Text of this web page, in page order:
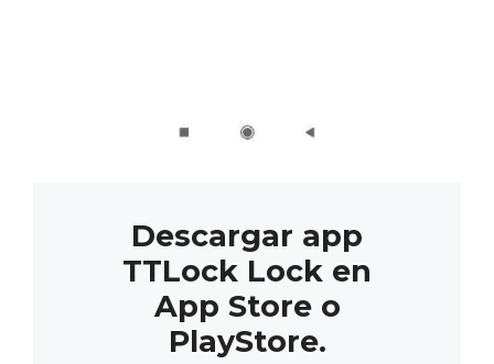
Descargar app
TTLock Lock en
App Store o
PlayStore.